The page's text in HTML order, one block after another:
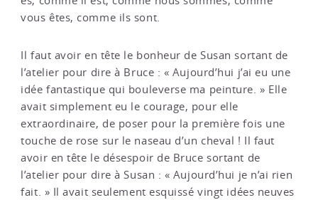
vous êtes, comme ils sont.
Il faut avoir en tête le bonheur de Susan sortant de
l’atelier pour dire à Bruce : « Aujourd’hui j’ai eu une
idée fantastique qui bouleverse ma peinture. » Elle
avait simplement eu le courage, pour elle
extraordinaire, de poser pour la première fois une
touche de rose sur le naseau d’un cheval ! Il faut
avoir en tête le désespoir de Bruce sortant de
l’atelier pour dire à Susan : « Aujourd’hui je n’ai rien
fait. » Il avait seulement esquissé vingt idées neuves